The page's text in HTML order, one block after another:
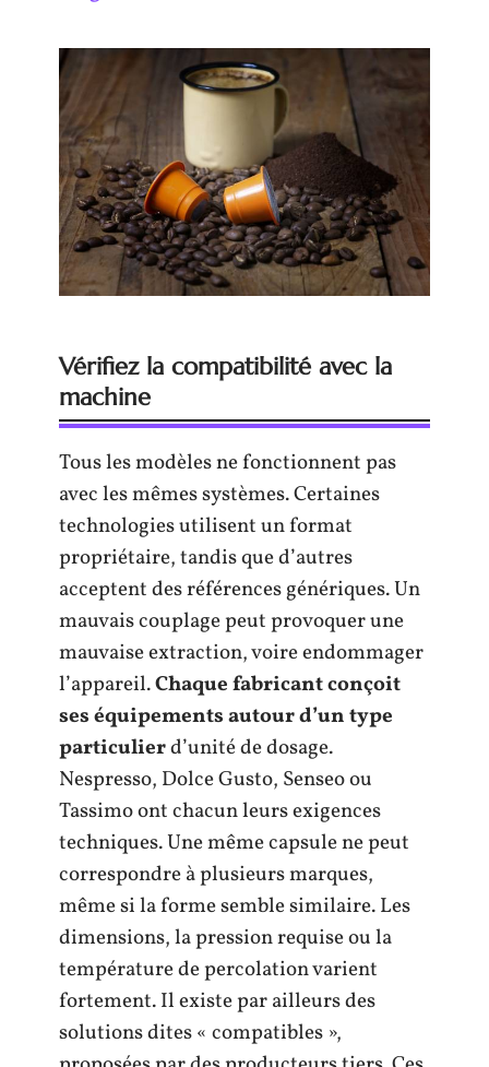
Vérifiez la compatibilité avec la
machine
Tous les modèles ne fonctionnent pas
avec les mêmes systèmes. Certaines
technologies utilisent un format
propriétaire, tandis que d’autres
acceptent des références génériques. Un
mauvais couplage peut provoquer une
mauvaise extraction, voire endommager
l’appareil.Chaque fabricant conçoit
ses équipements autour d’un type
particulierd’unité de dosage.
Nespresso, Dolce Gusto, Senseo ou
Tassimo ont chacun leurs exigences
techniques. Une même capsule ne peut
correspondre à plusieurs marques,
même si la forme semble similaire. Les
dimensions, la pression requise ou la
température de percolation varient
fortement. Il existe par ailleurs des
solutions dites « compatibles »,